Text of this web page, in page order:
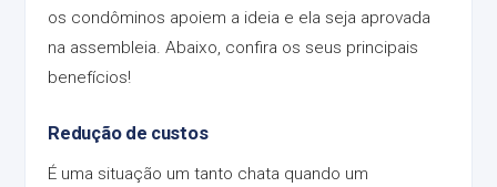
os condôminos apoiem a ideia e ela seja aprovada
na assembleia. Abaixo, confira os seus principais
benefícios!
Redução de custos
É uma situação um tanto chata quando um